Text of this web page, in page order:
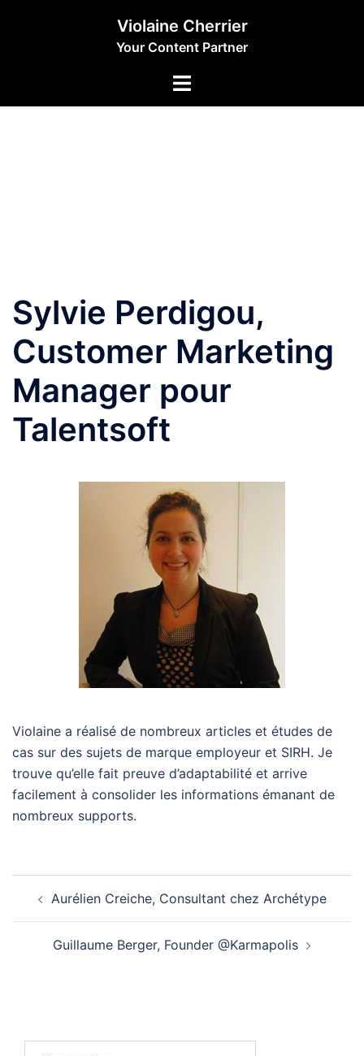
Violaine Cherrier
Your Content Partner
Sylvie Perdigou,
Customer Marketing
Manager pour
Talentsoft
Violaine a réalisé de nombreux articles et études de
cas sur des sujets de marque employeur et SIRH. Je
trouve qu’elle fait preuve d’adaptabilité et arrive
facilement à consolider les informations émanant de
nombreux supports.
d’article
Aurélien Creiche, Consultant chez Archétype
Guillaume Berger, Founder @Karmapolis